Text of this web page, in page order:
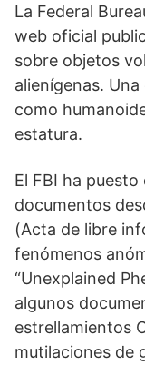
t
s
A
p
p
i
t
t
e
r
)
La Federal
web oficial
sobre objetos
alienígenas.
como
estatura.
El FBI ha
documentos
(Acta de libre
fenómenos
“Unexplained
algunos
estrellamientos
mutilaciones de